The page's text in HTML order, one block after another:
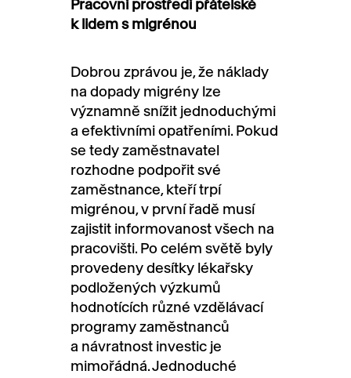
Pracovní prostředí přátelské
klidem s migrénou
Dobrou zprávou je, že náklady
na dopady migrény lze
významně snížit jednoduchými
a efektivními opatřeními. Pokud
se tedy zaměstnavatel
rozhodne podpořit své
zaměstnance, kteří trpí
migrénou, v první řadě musí
zajistit informovanost všech na
pracovišti. Po celém světě byly
provedeny desítky lékařsky
podložených výzkumů
hodnotících různé vzdělávací
programy zaměstnanců
a návratnost investic je
mimořádná. Jednoduché